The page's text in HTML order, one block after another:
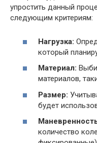
упростить данный
следующим критериям:
Нагрузка:
который
Материал:
материалов,
Размер:
будет
количество